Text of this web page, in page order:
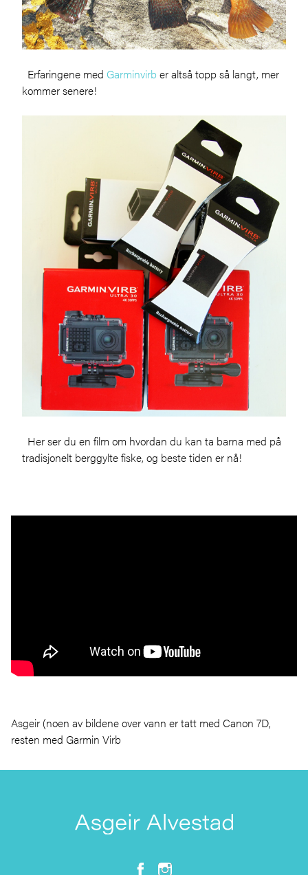
Erfaringene med Garminvirb er altså topp så langt, mer
kommer senere!
Her ser du en film om hvordan du kan ta barna med på
tradisjonelt berggylte fiske, og beste tiden er nå!
Asgeir (noen av bildene over vann er tatt med Canon 7D,
resten med Garmin Virb